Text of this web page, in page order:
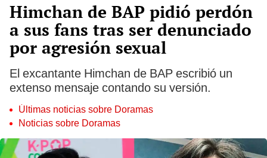
Himchan de BAP pidió perdón
a sus fans tras ser denunciado
por agresión sexual
El excantante Himchan de BAP escribió un
extenso mensaje contando su versión.
Últimas noticias sobre Doramas
Noticias sobre Doramas